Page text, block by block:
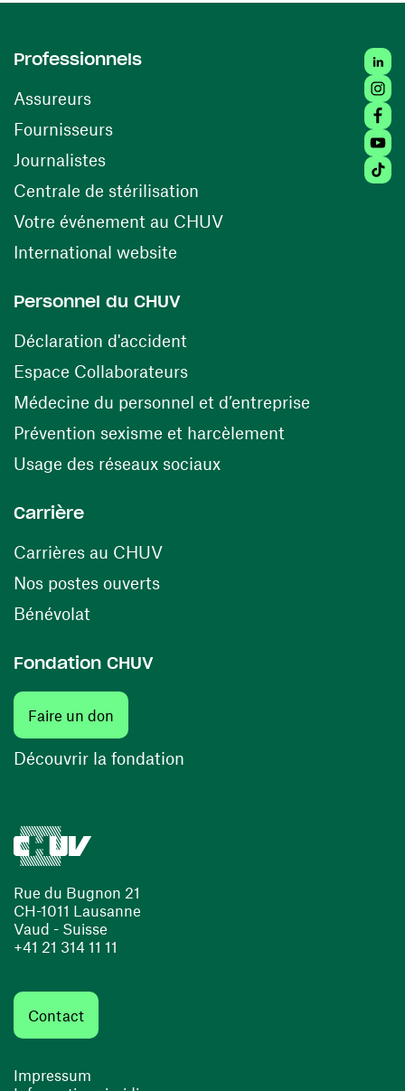
Rue du Bugnon 21
CH-1011 Lausanne
Vaud - Suisse
+41 21 314 11 11
Contact
Impressum
Professionnels
Assureurs
Fournisseurs(opens in a new window)
Journalistes
Centrale de stérilisation (opens in a new window)
Votre événement au CHUV(opens in a new
International website
Personnel du CHUV
Déclaration d'accident
Espace Collaborateurs(opens in a new window)
Médecine du personnel et d’entreprise
Prévention sexisme et harcèlement
Usage des réseaux sociaux(opens in a new
Carrière
Carrières au CHUV(opens in a new window)
Nos postes ouverts(opens in a new window)
Bénévolat
Fondation CHUV
Faire un don
Découvrir la fondation